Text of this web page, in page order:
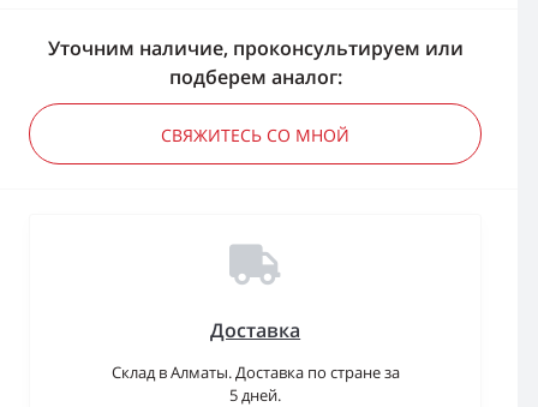
Уточним наличие, проконсультируем или
подберем аналог:
СВЯЖИТЕСЬ СО МНОЙ
Доставка
Склад в Алматы. Доставка по стране за
5 дней.